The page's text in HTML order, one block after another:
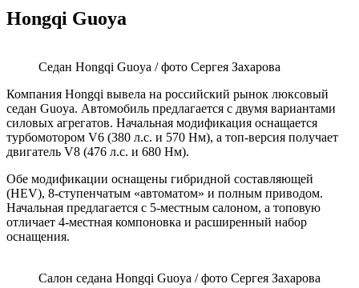
Hongqi Guoya
Седан Hongqi Guoya / фото Сергея Захарова
Компания Hongqi вывела на российский рынок люксовый
седан Guoya. Автомобиль предлагается с двумя вариантами
силовых агрегатов. Начальная модификация оснащается
турбомотором V6 (380 л.с. и 570 Нм), а топ-версия получает
двигатель V8 (476 л.с. и 680 Нм).
Обе модификации оснащены гибридной составляющей
(HEV), 8-ступенчатым «автоматом» и полным приводом.
Начальная предлагается с 5-местным салоном, а топовую
отличает 4-местная компоновка и расширенный набор
оснащения.
Салон седана Hongqi Guoya / фото Сергея Захарова